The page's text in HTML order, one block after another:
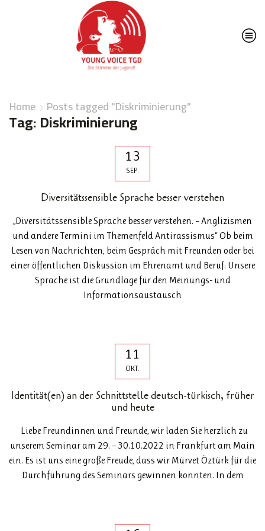
Home Posts tagged "Diskriminierung"
Tag: Diskriminierung
13
SEP.
Diversitätssensible Sprache besser verstehen
„Diversitätssensible Sprache besser verstehen. – Anglizismen
und andere Termini im Themenfeld Antirassismus“ Ob beim
Lesen von Nachrichten, beim Gespräch mit Freunden oder bei
einer öffentlichen Diskussion im Ehrenamt und Beruf: Unsere
Sprache ist die Grundlage für den Meinungs- und
Informationsaustausch
11
OKT.
Identität(en) an der Schnittstelle deutsch-türkisch, früher
und heute
Liebe Freundinnen und Freunde, wir laden Sie herzlich zu
unserem Seminar am 29. – 30.10.2022 in Frankfurt am Main
ein. Es ist uns eine große Freude, dass wir Mürvet Öztürk für die
Durchführung des Seminars gewinnen konnten. In dem